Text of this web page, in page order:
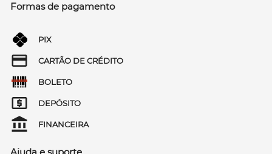
Formas de pagamento
PIX
CARTÃO DE CRÉDITO
BOLETO
DEPÓSITO
FINANCEIRA